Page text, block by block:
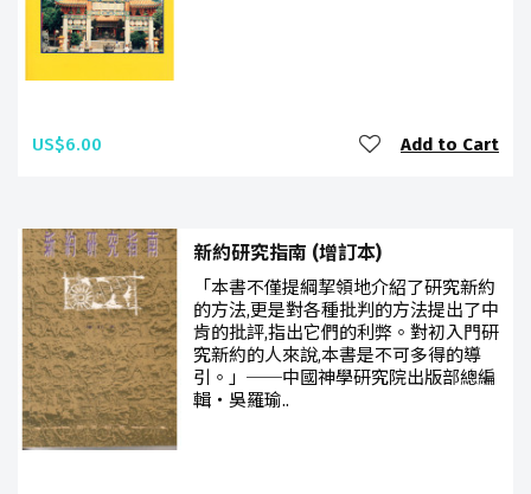
US$6.00 Add to Cart
新約研究指南 (增訂本)
「本書不僅提綱挈領地介紹了研究新約
的方法,更是對各種批判的方法提出了中
肯的批評,指出它們的利弊。對初入門研
究新約的人來說,本書是不可多得的導
引。」──中國神學研究院出版部總編
輯‧吳羅瑜..